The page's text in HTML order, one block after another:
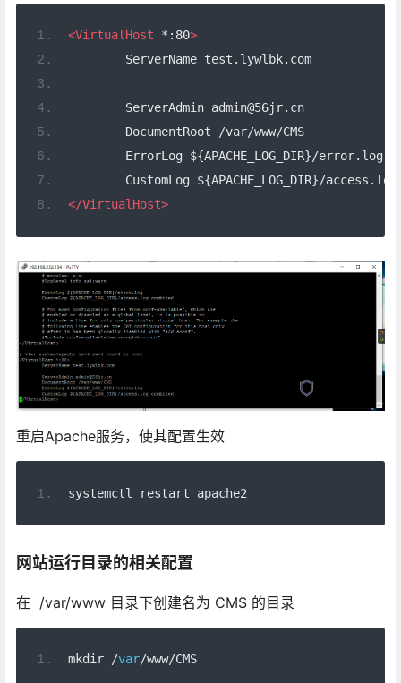
<VirtualHost *:80>
	ServerName test.lywlbk.com
	ServerAdmin admin@56jr.cn
	DocumentRoot /var/www/CMS
	ErrorLog ${APACHE_LOG_DIR}/error.log
CustomLog ${APACHE_LOG_DIR}/
</VirtualHost>
重启Apache服务，使其配置生效
systemctl restart apache2
网站运行目录的相关配置
在 /var/www 目录下创建名为 CMS 的目录
mkdir /var/www/CMS